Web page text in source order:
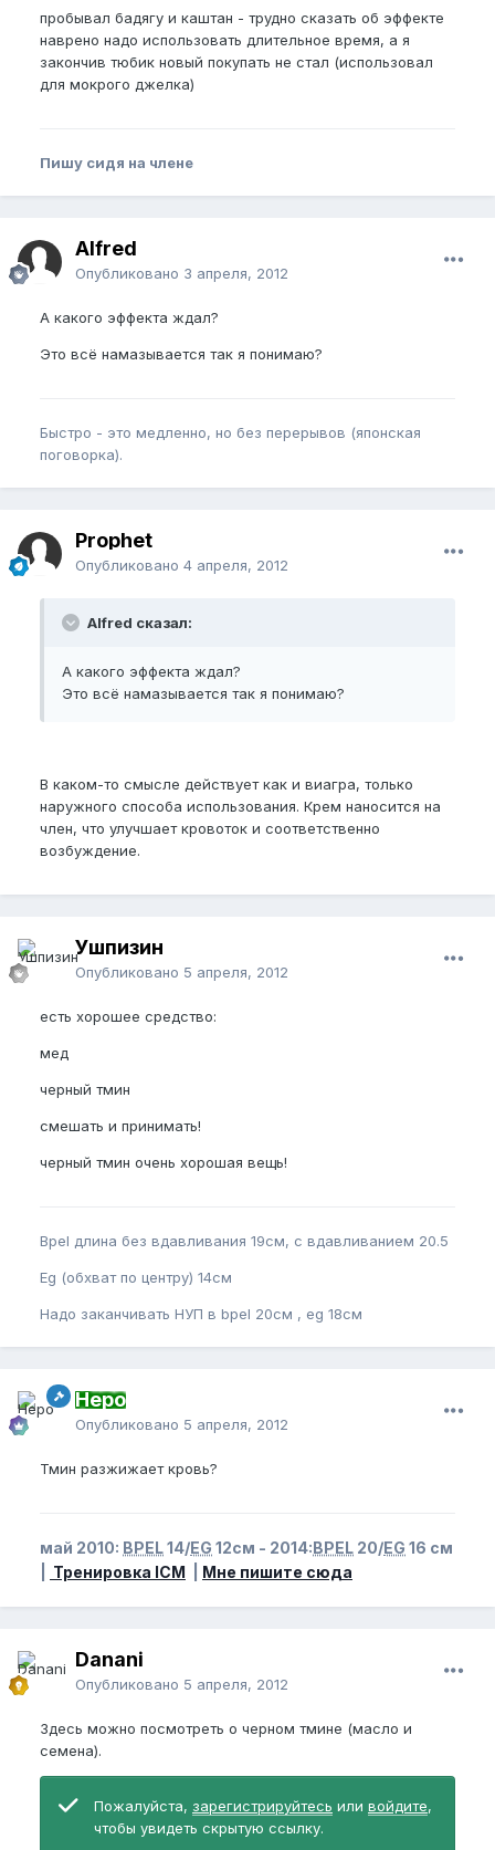
пробывал бадягу и каштан - трудно сказать об эффекте
наврено надо использовать длительное время, а я
закончив тюбик новый покупать не стал (использовал
для мокрого джелка)
Пишу сидя на члене
Alfred
Опубликовано 3 апреля, 2012
А какого эффекта ждал?
Это всё намазывается так я понимаю?
Быстро - это медленно, но без перерывов (японская
поговорка).
Prophet
Опубликовано 4 апреля, 2012
Alfred сказал:
А какого эффекта ждал?
Это всё намазывается так я понимаю?
В каком-то смысле действует как и виагра, только
наружного способа использования. Крем наносится на
член, что улучшает кровоток и соответственно
возбуждение.
Ушпизин
Опубликовано 5 апреля, 2012
есть хорошее средство:
мед
черный тмин
смешать и принимать!
черный тмин очень хорошая вещь!
Bpel длина без вдавливания 19см, с вдавливанием 20.5
Eg (обхват по центру) 14см
Надо заканчивать НУП в bpel 20см , eg 18см
Неро
Опубликовано 5 апреля, 2012
Тмин разжижает кровь?
май 2010: BPEL14/EG 12см - 2014:BPEL 20/EG 16 см
Тренировка ICM Мне пишите сюда
Danani
Опубликовано 5 апреля, 2012
Здесь можно посмотреть о черном тмине (масло и
семена).
Пожалуйста, зарегистрируйтесь или войдите,
чтобы увидеть скрытую ссылку.